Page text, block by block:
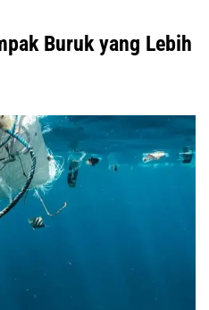
Buruk yang Lebih